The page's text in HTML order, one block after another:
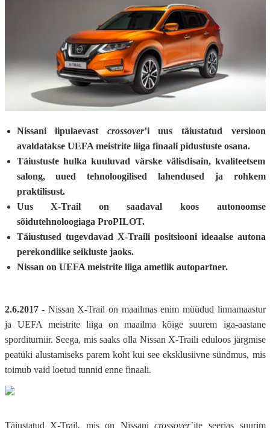
Nissani lipulaevast crossover’i uus täiustatud versioon
avaldatakse UEFA meistrite liiga finaali pidustuste osana.
Täiustuste hulka kuuluvad värske välisdisain, kvaliteetsem
salong, uued tehnoloogilised lahendused ja rohkem
praktilisust.
Uus X-Trail on saadaval koos autonoomse
sõidutehnoloogiaga ProPILOT.
Täiustused tugevdavad X-Traili positsiooni ideaalse autona
perekondlike seikluste jaoks.
Nissan on UEFA meistrite liiga ametlik autopartner.
2.6.2017 - Nissan X-Trail on maailmas enim müüdud linnamaastur
ja UEFA meistrite liiga on maailma kõige suurem iga-aastane
sporditurniir. Seega, mis saaks olla Nissan X-Traili eduloos järgmise
peatüki alustamiseks parem koht kui see eksklusiivne sündmus, mis
toimub vaid loetud tunnid enne finaali.
Täiustatud X-Trail, mis on Nissanicrossover’ite seerias suurim